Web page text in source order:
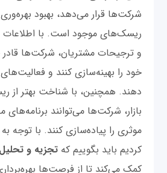
شرکت‌ها قرار می‌دهد، بهبود
ریسک‌های موجود است. با اطلاعات
و ترجیحات مشتریان، شرکت‌ها قادر
خود را بهینه‌سازی کنند و
دهند. همچنین، با شناخت بهتر از
بازار، شرکت‌ها می‌توانند
موثری را پیاده‌سازی کنند. با توجه
کردیم باید بگوییم کهتجزیه و تحلیل
کمک می‌کند تا از فرصت‌ها